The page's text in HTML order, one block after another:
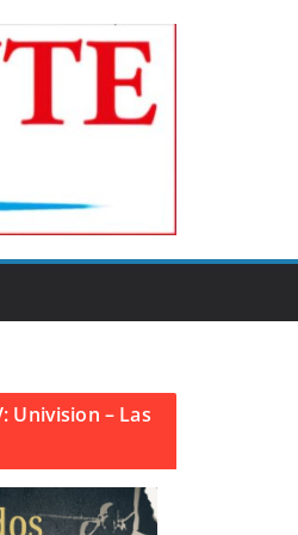
Univision – Las